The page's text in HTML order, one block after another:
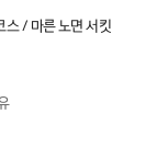
스 / 마른 노면 서킷